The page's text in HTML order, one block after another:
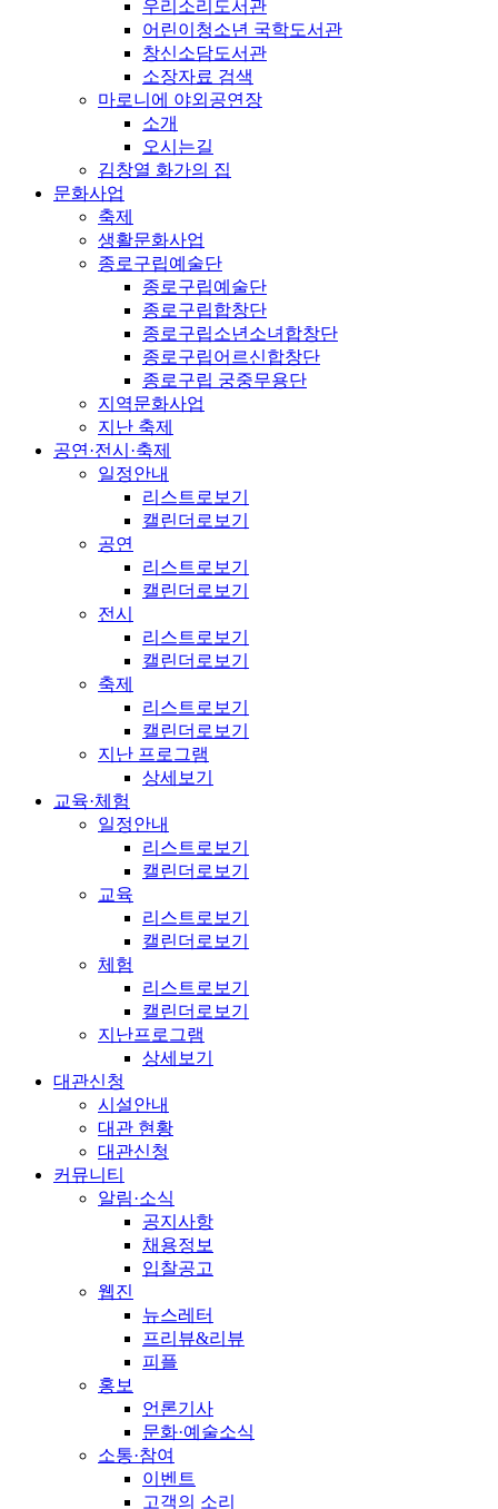
우리소리도서관
어린이청소년 국학도서관
창신소담도서관
소장자료 검색
마로니에 야외공연장
소개
오시는길
김창열 화가의 집
문화사업
축제
생활문화사업
종로구립예술단
종로구립예술단
종로구립합창단
종로구립소년소녀합창단
종로구립어르신합창단
종로구립 궁중무용단
지역문화사업
지난 축제
공연·전시·축제
일정안내
리스트로보기
캘린더로보기
공연
리스트로보기
캘린더로보기
전시
리스트로보기
캘린더로보기
축제
리스트로보기
캘린더로보기
지난 프로그램
상세보기
교육·체험
일정안내
리스트로보기
캘린더로보기
교육
리스트로보기
캘린더로보기
체험
리스트로보기
캘린더로보기
지난프로그램
상세보기
대관신청
시설안내
대관 현황
대관신청
커뮤니티
알림·소식
공지사항
채용정보
입찰공고
웹진
뉴스레터
프리뷰&리뷰
피플
홍보
언론기사
문화·예술소식
소통·참여
이벤트
고객의 소리